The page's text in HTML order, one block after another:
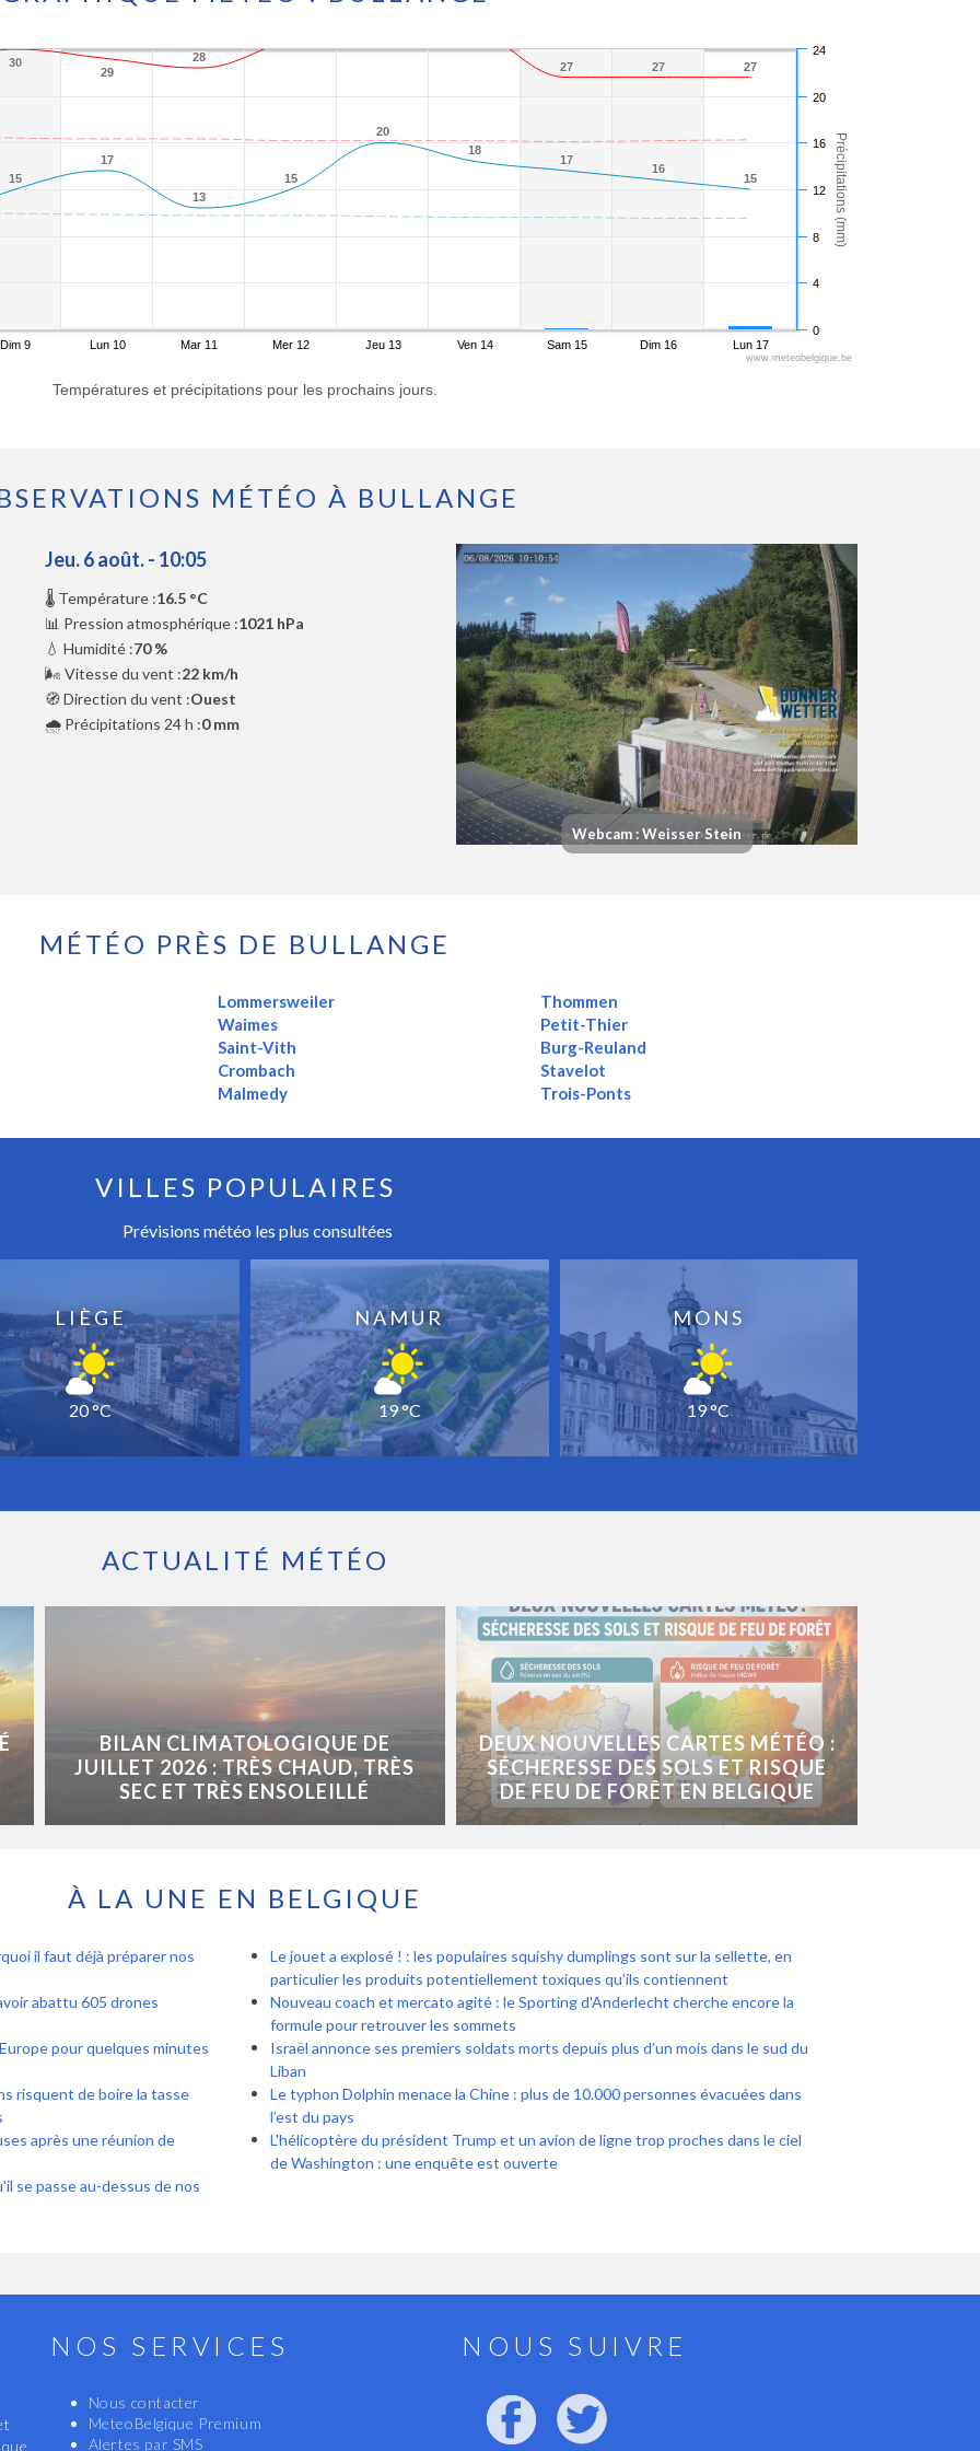
Précipitations (mm)
30
30
29
29
28
28
27
27 27
27 27
27
15
15
17
17
13
13
15
15
20
20
18
18
17
17
16
16
15
15
Dim 9 Lun 10 Mar 11 Mer 12 Jeu 13 Ven 14 Sam 15 Dim 16 Lun 17
0
4
8
12
16
20
24
www.meteobelgique.be
Températures et précipitations pour les prochains jours.
MÉTÉO À BULLANGE
Jeu. 6 août. - 10:05
🌡️ Température :16.5 °C
📊 Pression atmosphérique :1021 hPa
💧 Humidité :70 %
🌬️ Vitesse du vent :22 km/h
🧭 Direction du vent :Ouest
🌧️ Précipitations 24 h :0 mm
Webcam : Weisser Stein
MÉTÉO PRÈS DE BULLANGE
Lommersweiler
Waimes
Saint-Vith
Crombach
Malmedy
Thommen
Petit-Thier
Burg-Reuland
Stavelot
Trois-Ponts
VILLES POPULAIRES
Prévisions météo les plus consultées
LIÈGE
20 °C
NAMUR
19 °C
MONS
19 °C
ACTUALITÉ MÉTÉO
BILAN CLIMATOLOGIQUE DE
JUILLET 2026 : TRÈS CHAUD, TRÈS
SEC ET TRÈS ENSOLEILLÉ
DEUX NOUVELLES CARTES MÉTÉO :
SÉCHERESSE DES SOLS ET RISQUE
DE FEU DE FORÊT EN BELGIQUE
À LA UNE EN BELGIQUE
il faut déjà préparer nos
abattu 605 drones
pour quelques minutes
risquent de boire la tasse
après une réunion de
se passe au-dessus de nos
Le jouet a explosé ! : les populaires squishy dumplings sont sur la sellette, en
particulier les produits potentiellement toxiques qu’ils contiennent
Nouveau coach et mercato agité : le Sporting d'Anderlecht cherche encore la
formule pour retrouver les sommets
Israël annonce ses premiers soldats morts depuis plus d’un mois dans le sud du
Liban
Le typhon Dolphin menace la Chine : plus de 10.000 personnes évacuées dans
l’est du pays
L'hélicoptère du président Trump et un avion de ligne trop proches dans le ciel
de Washington : une enquête est ouverte
NOS SERVICES
Nous contacter
MeteoBelgique Premium
Alertes par SMS
NOUS SUIVRE